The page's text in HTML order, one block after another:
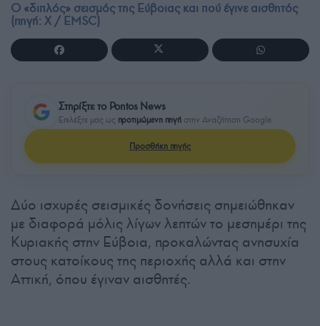
Ο «διπλός» σεισμός της Εύβοιας και πού έγινε αισθητός
(πηγή: Χ / EMSC)
Στηρίξτε το Pontos News
Επιλέξτε μας ως προτιμώμενη πηγή στην Αναζήτηση Google
Προσθήκη πηγής
Δύο ισχυρές σεισμικές δονήσεις σημειώθηκαν
με διαφορά μόλις λίγων λεπτών το μεσημέρι της
Κυριακής στην Εύβοια, προκαλώντας ανησυχία
στους κατοίκους της περιοχής αλλά και στην
Αττική, όπου έγιναν αισθητές.